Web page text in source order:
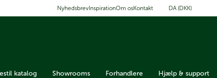
Nyhedsbrev InspirationOm osKontakt DA (DKK)
katalog Showrooms Forhandlere Hjælp & support